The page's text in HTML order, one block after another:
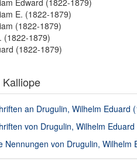
Edward (1822-1879)
E. (1822-1879)
(1822-1879)
(1822-1879)
(1822-1879)
an Drugulin, Wilhelm Eduard
von Drugulin, Wilhelm
Nennungen von Drugulin,